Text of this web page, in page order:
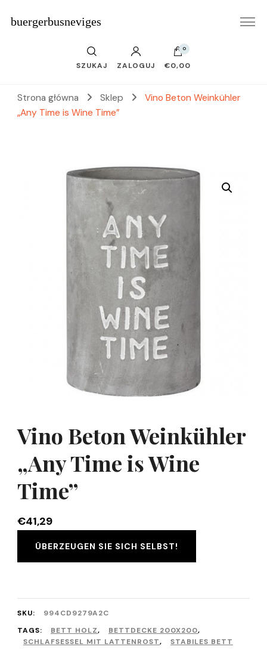
buergerbusneviges
SZUKAJ ZALOGUJ
0
€0,00
Strona główna Sklep
Vino Beton Weinkühler
„Any Time is Wine Time”
Vino Beton Weinkühler
„Any Time is Wine
Time”
€41,29
ÜBERZEUGEN SIE SICH SELBST!
SKU:
994CD9279A2C
TAGS:
BETT HOLZ, BETTDECKE 200X200,
SCHLAFSESSEL MIT LATTENROST, STABILES BETT